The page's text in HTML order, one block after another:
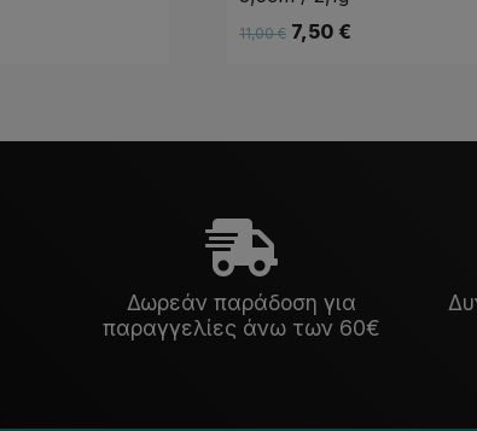
11,00€ 7,50 €
Δωρεάν παράδοση για
παραγγελίες άνω των 60€